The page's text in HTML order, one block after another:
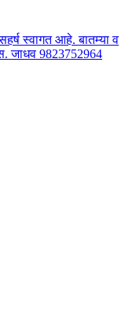
स्वागत आहे. बातम्या व
जाधव 9823752964